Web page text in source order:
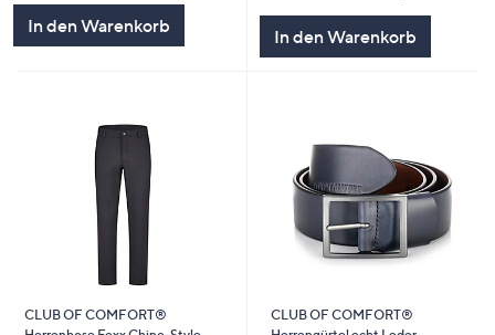
In den Warenkorb
In den Warenkorb
CLUB OF COMFORT®
CLUB OF COMFORT®